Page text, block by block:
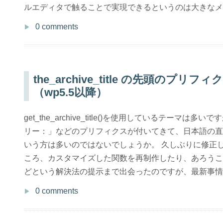
ルエディタで触ることで実現できるというのは大きな
0 comments
the_archive_title の先頭のプリフィ
（wp5.5以降）
get_the_archive_title()を使用しているテーマは多いで
リー：」などのプリフィクスが付いてきて、日本語の
いう方は多いのではないでしょうか。 久しぶりに修正
ころ、カスタマイズした関数を再制作したり、あろう
どという解決法の提示まで出会ったのですが、最新事
0 comments